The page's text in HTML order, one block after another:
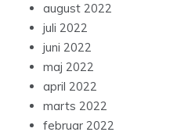
august 2022
juli 2022
juni 2022
maj 2022
april 2022
marts 2022
februar 2022